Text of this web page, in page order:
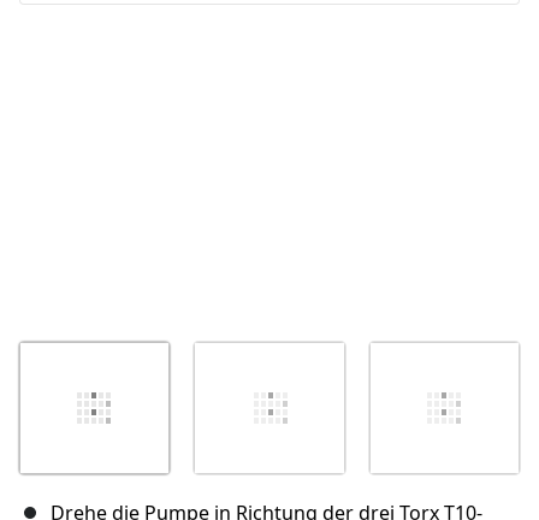
Drehe die Pumpe in Richtung der drei Torx T10-